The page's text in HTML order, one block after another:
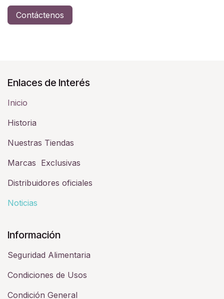
Contáctenos
Enlaces de Interés
Inicio
Historia​
Nuestras Tiendas
Marcas Exclusivas
Distribuidores oficiales
Noticias
Información
Seguridad Alimentaria
Condiciones de Usos
Condición General